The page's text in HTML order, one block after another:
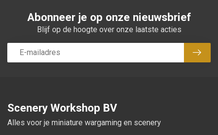
Abonneer je op onze nieuwsbrief
Blijf op de hoogte over onze laatste acties
Scenery Workshop BV
Alles voor je miniature wargaming en scenery